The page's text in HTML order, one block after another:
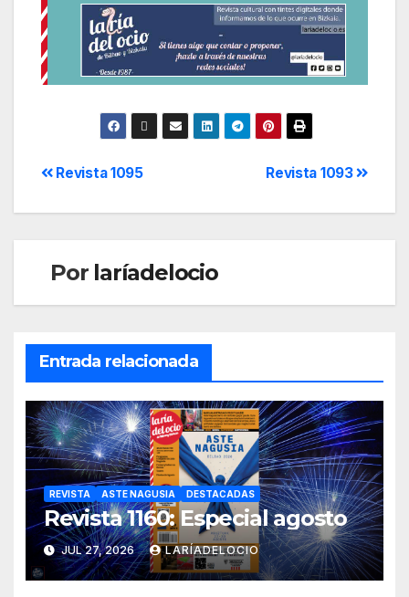
Revista 1093
Revista 1095
Por laríadelocio
Entrada relacionada
REVISTA ASTE NAGUSIA DESTACADAS
Revista 1160: Especial agosto
JUL 27, 2026 LARÍADELOCIO